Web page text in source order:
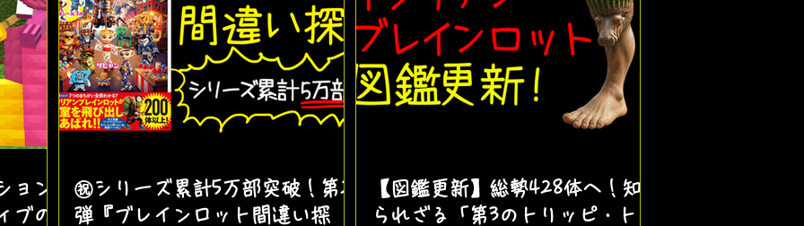
ョン
ブの
㊗️シリーズ累計5万部突破！第2
弾『ブレインロット間違い探
【図鑑更新】総勢428体へ！知
られざる「第3のトリッピ・ト